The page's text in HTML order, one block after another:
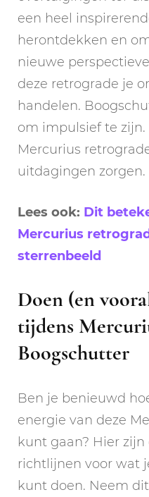
een heel
herontdekken en
nieuwe
deze retrograde je
handelen.
om impulsief te
Mercurius
uitdagingen zorgen.
Lees ook: Dit
Mercurius
sterrenbeeld
Doen (en
tijdens
Boogschutter
Ben je benieuwd
energie van deze
kunt gaan? Hier
richtlijnen voor wat
kunt doen. Neem